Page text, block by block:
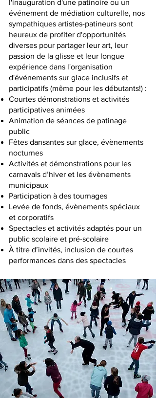
l'inauguration d'une patinoire ou un
événement de médiation culturelle, nos
sympathiques artistes-patineurs sont
heureux de profiter d'opportunités
diverses pour partager leur art, leur
passion de la glisse et leur longue
expérience dans l'organisation
d'événements sur glace inclusifs et
participatifs (même pour les débutants!) :
Courtes démonstrations et activités
participatives animées
Animation de séances de patinage
public
Fêtes dansantes sur glace, évènements
nocturnes
Activités et démonstrations pour les
carnavals d’hiver et les évènements
municipaux
Participation à des tournages
Levée de fonds, évènements spéciaux
et corporatifs
Spectacles et activités adaptés pour un
public scolaire et pré-scolaire
À titre d’invités, inclusion de courtes
performances dans des spectacles